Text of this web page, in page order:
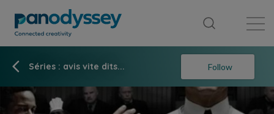
Séries : avis vite dits... Follow